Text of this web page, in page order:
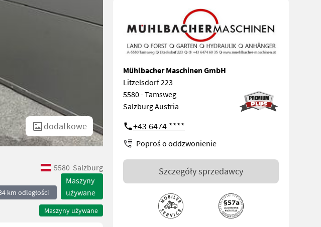
dodatkowe
5580 Salzburg
km odległości
Maszyny
używane
Maszyny używane
Mühlbacher Maschinen GmbH
Litzelsdorf 223
5580 - Tamsweg
Salzburg Austria
+43 6474 ****
Poproś o oddzwonienie
Szczegóły sprzedawcy